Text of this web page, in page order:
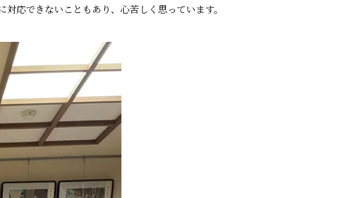
応できないこともあり、心苦しく思っています。